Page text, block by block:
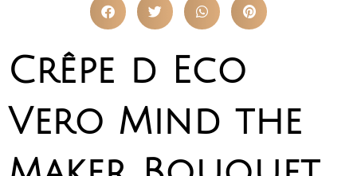
Crêpe d Eco
Vero Mind the